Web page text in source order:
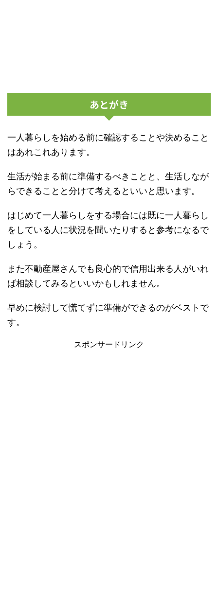
あとがき
一人暮らしを始める前に確認することや決めること
はあれこれあります。
生活が始まる前に準備するべきことと、生活しなが
らできることと分けて考えるといいと思います。
はじめて一人暮らしをする場合には既に一人暮らし
をしている人に状況を聞いたりすると参考になるで
しょう。
また不動産屋さんでも良心的で信用出来る人がいれ
ば相談してみるといいかもしれません。
早めに検討して慌てずに準備ができるのがベストで
す。
スポンサードリンク